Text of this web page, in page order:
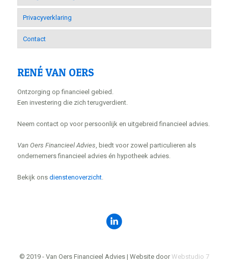
Privacyverklaring
Contact
RENÉ VAN OERS
Ontzorging op financieel gebied.
Een investering die zich terugverdient.
Neem contact op voor persoonlijk en uitgebreid financieel advies.
Van Oers Financieel Advies , biedt voor zowel particulieren als
ondernemers financieel advies én hypotheek advies.
Bekijk ons dienstenoverzicht.
© 2019 - Van Oers Financieel Advies | Website door Webstudio 7